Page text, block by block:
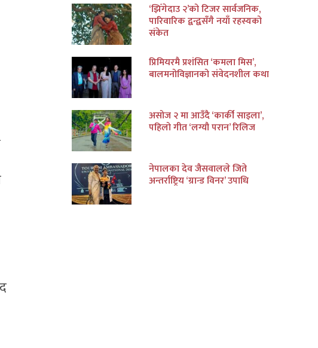
‘झिँगेदाउ २’को टिजर सार्वजनिक,
पारिवारिक द्वन्द्वसँगै नयाँ रहस्यको
संकेत
प्रिमियरमै प्रशंसित ‘कमला मिस’,
बालमनोविज्ञानको संवेदनशील कथा
असोज २ मा आउँदै ‘कार्की साइला’,
पहिलो गीत ‘लग्यौ परान’ रिलिज
नेपालका देव जैसवालले जिते
अन्तर्राष्ट्रिय ‘ग्रान्ड विनर’ उपाधि